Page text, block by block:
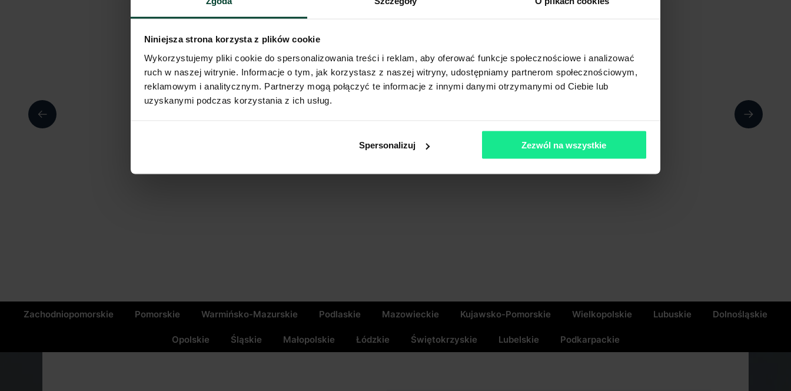
Niniejsza strona korzysta z plików cookie
Wykorzystujemy pliki cookie do spersonalizowania treści i reklam, aby oferować funkcje społecznościowe i analizować
ruch w naszej witrynie. Informacje o tym, jak korzystasz z naszej witryny, udostępniamy partnerom społecznościowym,
reklamowym i analitycznym. Partnerzy mogą połączyć te informacje z innymi danymi otrzymanymi od Ciebie lub
uzyskanymi podczas korzystania z ich usług.
Spersonalizuj Zezwól na wszystkie
Zachodniopomorskie Pomorskie Warmińsko-Mazurskie Podlaskie Mazowieckie Kujawsko-Pomorskie Wielkopolskie Lubuskie Dolnośląskie
Opolskie Śląskie Małopolskie Łódzkie Świętokrzyskie Lubelskie Podkarpackie